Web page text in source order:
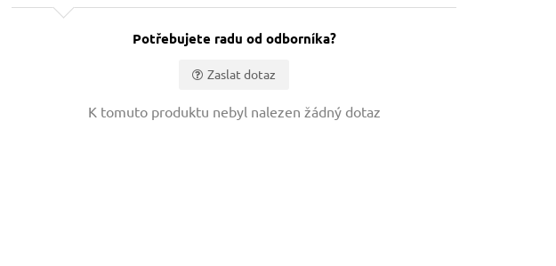
Potřebujete radu od odborníka?
Zaslat dotaz
K tomuto produktu nebyl nalezen žádný dotaz